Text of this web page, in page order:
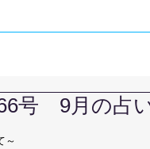
号 9月の占
～